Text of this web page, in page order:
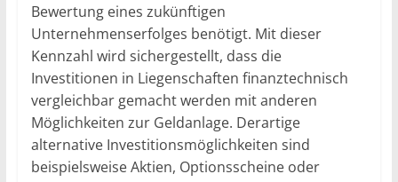
Bewertung eines zukünftigen
Unternehmenserfolges benötigt. Mit dieser
Kennzahl wird sichergestellt, dass die
Investitionen in Liegenschaften finanztechnisch
vergleichbar gemacht werden mit anderen
Möglichkeiten zur Geldanlage. Derartige
alternative Investitionsmöglichkeiten sind
beispielsweise Aktien, Optionsscheine oder